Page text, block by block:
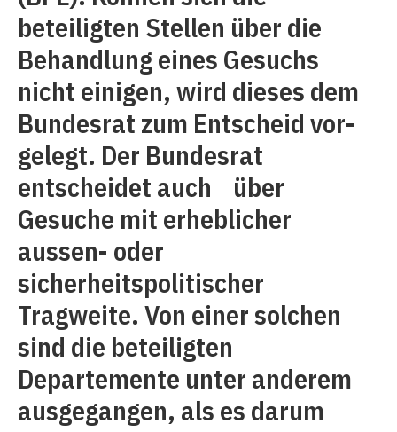
beteiligten Stellen über die
Behandlung eines Gesuchs
nicht einigen, wird dieses dem
Bundesrat zum Entscheid vor­
gelegt. Der Bundesrat
entscheidet auch über
Gesuche mit erheblicher
aussen- oder
sicherheitspolitischer
Tragweite. Von einer solchen
sind die beteiligten
Departemente unter anderem
ausgegangen, als es darum